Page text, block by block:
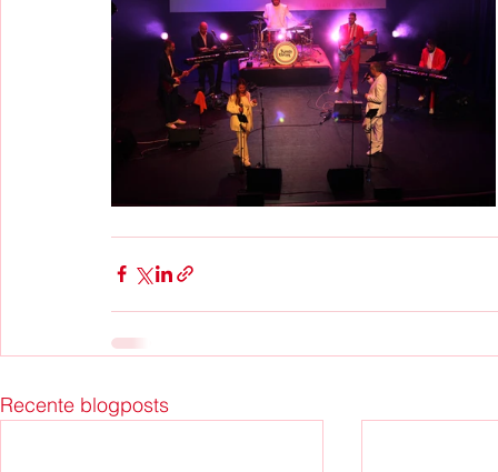
Recente blogposts